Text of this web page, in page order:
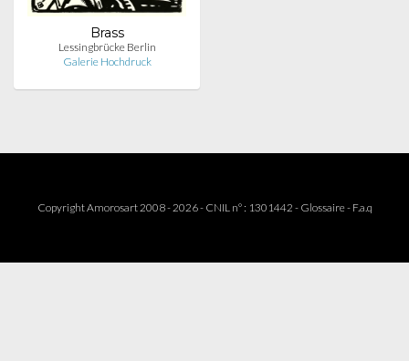
Brass
Lessingbrücke Berlin
Galerie Hochdruck
Copyright Amorosart 2008 - 2026 - CNIL n° : 1301442 - Glossaire- F.a.q